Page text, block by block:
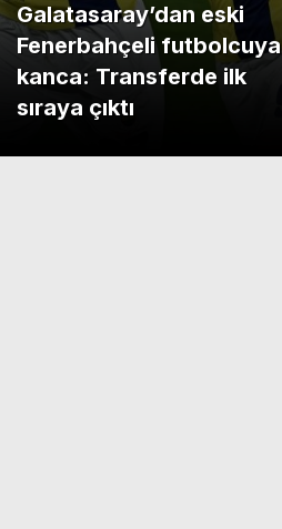
Galatasaray’dan eski
Fenerbahçeli futbolcuya
kanca: Transferde ilk
sıraya çıktı